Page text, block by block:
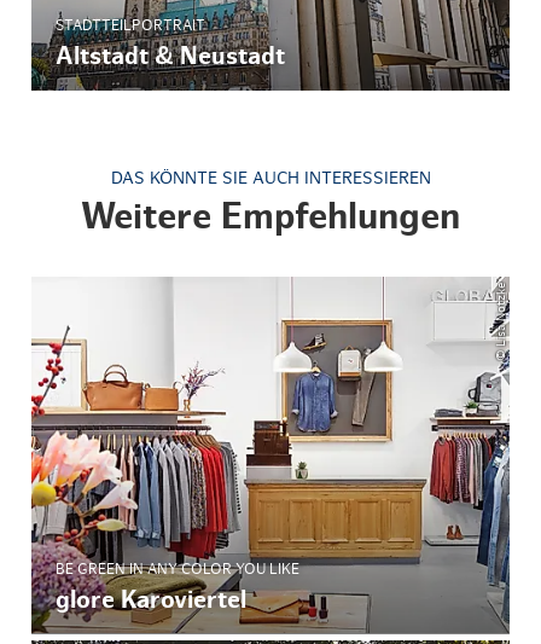
STADTTEILPORTRAIT
Altstadt & Neustadt
DAS KÖNNTE SIE AUCH INTERESSIEREN
Weitere Empfehlungen
© Lisa Notzke
BE GREEN IN ANY COLOR YOU LIKE
glore Karoviertel